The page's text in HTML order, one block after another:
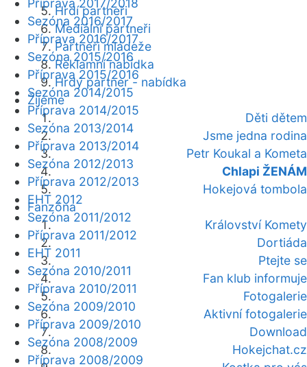
Hrdí partneři
Mediální partneři
Partneři mládeže
Reklamní nabídka
Hrdý partner - nabídka
Žijeme
Děti dětem
Jsme jedna rodina
Petr Koukal a Kometa
Chlapi ŽENÁM
Hokejová tombola
Fanzóna
Království Komety
Dortiáda
Ptejte se
Fan klub informuje
Fotogalerie
Aktivní fotogalerie
Download
Hokejchat.cz
Příprava 2017/2018
Sezóna 2016/2017
Příprava 2016/2017
Sezóna 2015/2016
Příprava 2015/2016
Sezóna 2014/2015
Příprava 2014/2015
Sezóna 2013/2014
Příprava 2013/2014
Sezóna 2012/2013
Příprava 2012/2013
EHT 2012
Sezóna 2011/2012
Příprava 2011/2012
EHT 2011
Sezóna 2010/2011
Příprava 2010/2011
Sezóna 2009/2010
Příprava 2009/2010
Sezóna 2008/2009
Příprava 2008/2009